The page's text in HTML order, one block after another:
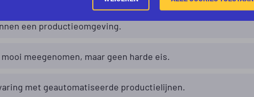
een productieomgeving.
meegenomen, maar geen harde eis.
met geautomatiseerde productielijnen.